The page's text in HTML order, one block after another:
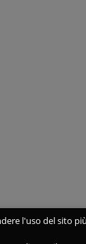
l'uso del sito